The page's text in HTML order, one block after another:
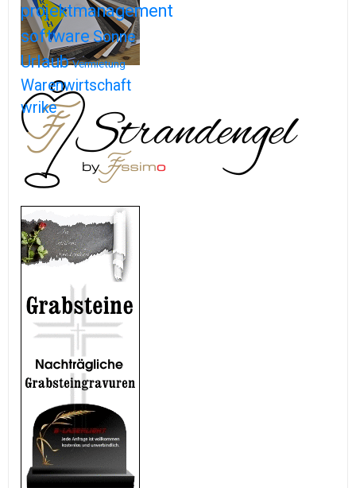
projektmanagement
softwareSonne
Urlaub Vermietung
Warenwirtschaft
wrike